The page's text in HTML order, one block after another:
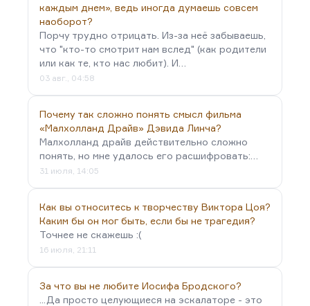
каждым днем», ведь иногда думаешь совсем
наоборот?
Порчу трудно отрицать. Из-за неё забываешь,
что "кто-то смотрит нам вслед" (как родители
или как те, кто нас любит). И…
03 авг., 04:58
Почему так сложно понять смысл фильма
«Малхолланд Драйв» Дэвида Линча?
Малхолланд драйв действительно сложно
понять, но мне удалось его расшифровать:…
31 июля, 14:05
Как вы относитесь к творчеству Виктора Цоя?
Каким бы он мог быть, если бы не трагедия?
Точнее не скажешь :(
16 июля, 21:11
За что вы не любите Иосифа Бродского?
...Да просто целующиеся на эскалаторе - это